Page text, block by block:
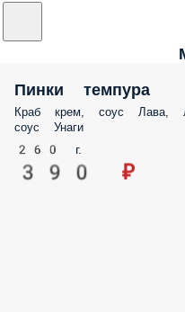
Пинки темпура
Краб крем, соус Лава,
соус Унаги
260 г.
390 ₽